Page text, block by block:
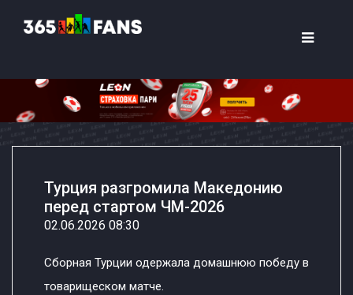
Турция разгромила Македонию
перед стартом ЧМ-2026
02.06.2026 08:30
Сборная Турции одержала домашнюю победу в
товарищеском матче.